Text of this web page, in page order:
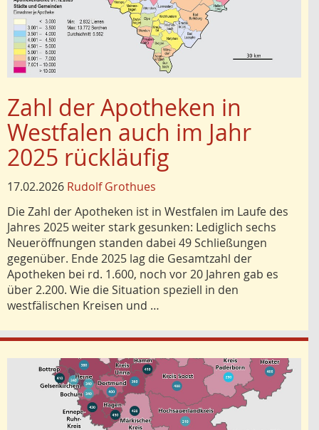
Zahl der Apotheken in
Westfalen auch im Jahr
2025 rückläufig
17.02.2026 Rudolf Grothues
Die Zahl der Apotheken ist in Westfalen im Laufe des
Jahres 2025 weiter stark gesunken: Lediglich sechs
Neueröffnungen standen dabei 49 Schließungen
gegenüber. Ende 2025 lag die Gesamtzahl der
Apotheken bei rd. 1.600, noch vor 20 Jahren gab es
über 2.200. Wie die Situation speziell in den
westfälischen Kreisen und …